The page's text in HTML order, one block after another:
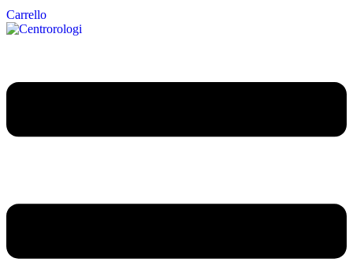
Carrello